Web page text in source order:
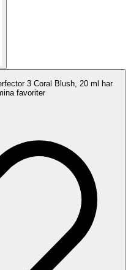
3 Coral Blush, 20 ml har
favoriter